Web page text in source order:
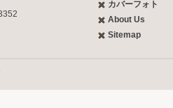
カバーフォト
About Us
Sitemap